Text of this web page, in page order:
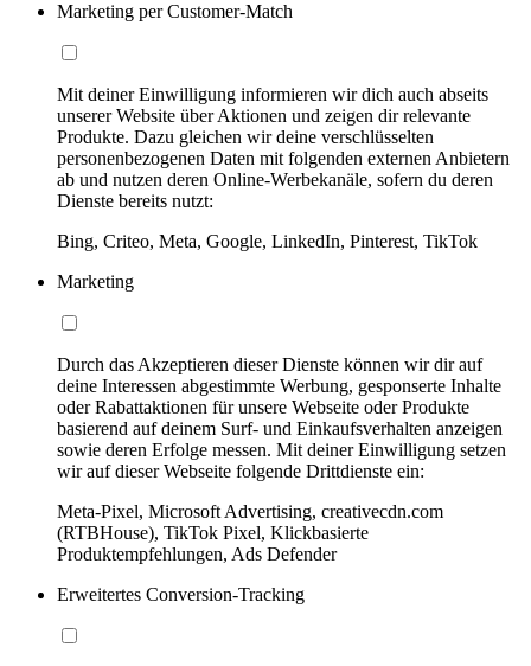
Marketing per Customer-Match
Mit deiner Einwilligung informieren wir dich auch abseits
unserer Website über Aktionen und zeigen dir relevante
Produkte. Dazu gleichen wir deine verschlüsselten
personenbezogenen Daten mit folgenden externen Anbietern
ab und nutzen deren Online-Werbekanäle, sofern du deren
Dienste bereits nutzt:
Bing, Criteo, Meta, Google, LinkedIn, Pinterest, TikTok
Marketing
Durch das Akzeptieren dieser Dienste können wir dir auf
deine Interessen abgestimmte Werbung, gesponserte Inhalte
oder Rabattaktionen für unsere Webseite oder Produkte
basierend auf deinem Surf- und Einkaufsverhalten anzeigen
sowie deren Erfolge messen. Mit deiner Einwilligung setzen
wir auf dieser Webseite folgende Drittdienste ein:
Meta-Pixel, Microsoft Advertising, creativecdn.com
(RTBHouse), TikTok Pixel, Klickbasierte
Produktempfehlungen, Ads Defender
Erweitertes Conversion-Tracking